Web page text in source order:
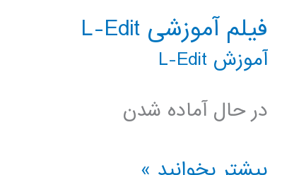
فیلم آموزشی L-Edit
آموزش L-Edit
در حال آماده شدن
فیلم